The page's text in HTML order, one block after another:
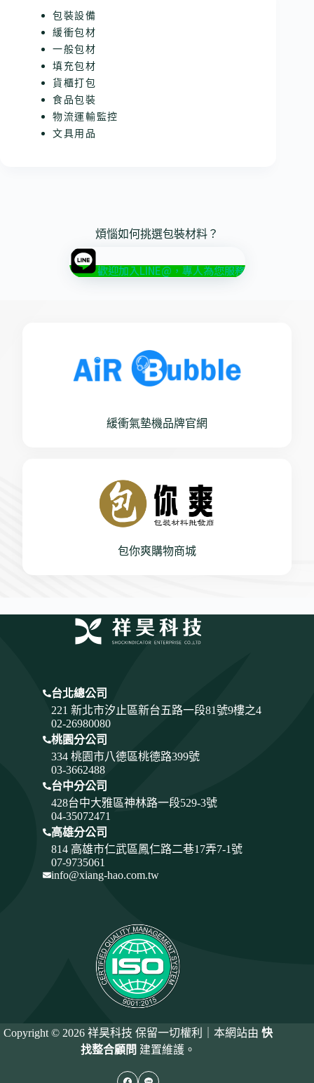
包裝設備
緩衝包材
一般包材
填充包材
貨櫃打包
食品包裝
物流運輸監控
文具用品
煩惱如何挑選包裝材料？
歡迎加入LINE@，專人為您服務
緩衝氣墊機品牌官網
包你爽購物商城
台北總公司
221 新北市汐止區新台五路一段81號9樓之4
02-26980080
桃園分公司
334 桃園市八德區桃德路399號
03-3662488
台中分公司
428台中大雅區神林路一段529-3號
04-35072471
高雄分公司
814 高雄市仁武區鳳仁路二巷17弄7-1號
07-9735061
info@xiang-hao.com.tw
Copyright © 2026 祥昊科技 保留一切權利｜本網站由快
找整合顧問 建置維護。